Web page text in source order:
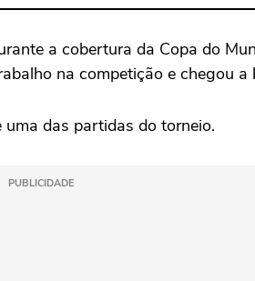
a cobertura da Copa do
na competição e chegou
das partidas do torneio.
PUBLICIDADE